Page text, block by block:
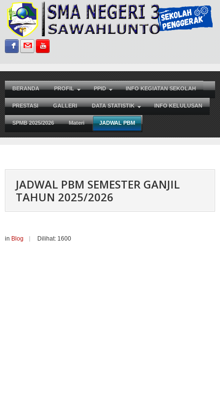
Sign in with Facebook
Sign in with Gmail
BERANDA PROFIL PPID INFO KEGIATAN SEKOLAH
PRESTASI GALLERI DATA STATISTIK INFO KELULUSAN
SPMB 2025/2026 Materi JADWAL PBM
JADWAL PBM SEMESTER GANJIL
TAHUN 2025/2026
in Blog Dilihat: 1600